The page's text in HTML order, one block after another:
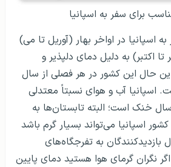
برای سفر به اسپانیا
اسپانیا در اواخر بهار (آوریل تا می)
تا اکتبر) به دلیل دمای دلپذیر و
حال این کشور در هر فصلی از سال
آب و هوای نسبتاً معتدلی
خنک است؛ البته تابستان‌ها به
اسپانیا می‌تواند بسیار گرم باشد
بازدیدکنندگان به تفرجگاه‌های
نگران گرمای هوا هستید دمای پایین